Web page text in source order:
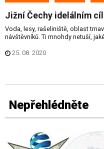
Jižní Čechy idelálním
Voda, lesy, rašeliniště, oblast
návštěvníků. Ti mnohdy netuší,
25. 08. 2020
Nepřehlédněte